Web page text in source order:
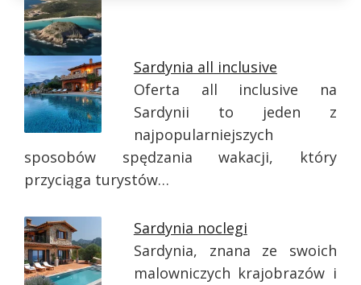
Sardynia all inclusive
Oferta all inclusive na
Sardynii to jeden z
najpopularniejszych
sposobów spędzania wakacji, który
przyciąga turystów…
Sardynia noclegi
Sardynia, znana ze swoich
malowniczych krajobrazów i